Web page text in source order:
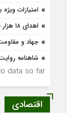
امتیازات
اهدای ۱۸ هزار جلد کتاب به کتابخانه‌های لرستان
جهاد و
شاهنامه
data so far.
اقتصادی